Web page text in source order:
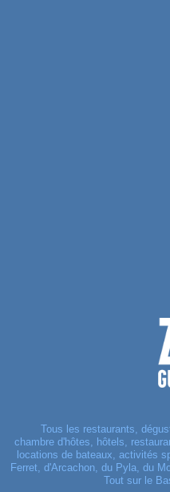
Tous les restaurants,
chambre d'hôtes, hôtels,
locations de bateaux, activités
Ferret, d'Arcachon, du Pyla, du
Tout sur le